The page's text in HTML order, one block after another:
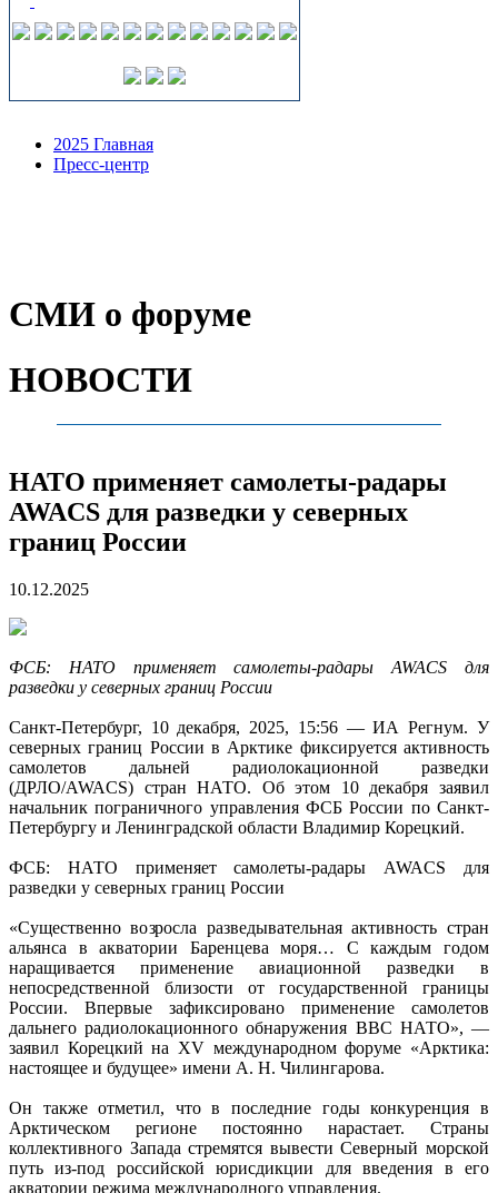
2025 Главная
Пресс-центр
СМИ о форуме
НОВОСТИ
НАТО применяет самолеты-радары
AWACS для разведки у северных
границ России
10.12.2025
ФСБ: НАТО применяет самолеты-радары AWACS для
разведки у северных границ России
Санкт-Петербург, 10 декабря, 2025, 15:56 — ИА Регнум. У
северных границ России в Арктике фиксируется активность
самолетов дальней радиолокационной разведки
(ДРЛО/AWACS) стран НАТО. Об этом 10 декабря заявил
начальник пограничного управления ФСБ России по Санкт-
Петербургу и Ленинградской области Владимир Корецкий.
ФСБ: НАТО применяет самолеты-радары AWACS для
разведки у северных границ России
«Существенно возросла разведывательная активность стран
альянса в акватории Баренцева моря… С каждым годом
наращивается применение авиационной разведки в
непосредственной близости от государственной границы
России. Впервые зафиксировано применение самолетов
дальнего радиолокационного обнаружения ВВС НАТО», —
заявил Корецкий на XV международном форуме «Арктика:
настоящее и будущее» имени А. Н. Чилингарова.
Он также отметил, что в последние годы конкуренция в
Арктическом регионе постоянно нарастает. Страны
коллективного Запада стремятся вывести Северный морской
путь из-под российской юрисдикции для введения в его
акватории режима международного управления.